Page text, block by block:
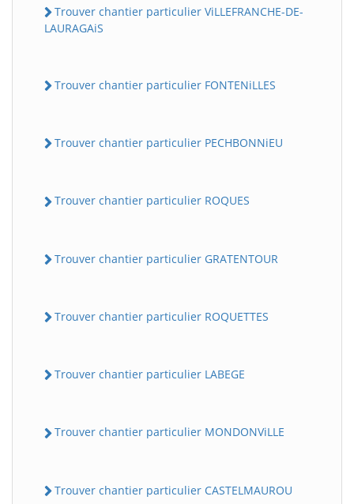
Trouver chantier particulier ViLLEFRANCHE-DE-
LAURAGAiS
Trouver chantier particulier FONTENiLLES
Trouver chantier particulier PECHBONNiEU
Trouver chantier particulier ROQUES
Trouver chantier particulier GRATENTOUR
Trouver chantier particulier ROQUETTES
Trouver chantier particulier LABEGE
Trouver chantier particulier MONDONViLLE
Trouver chantier particulier CASTELMAUROU